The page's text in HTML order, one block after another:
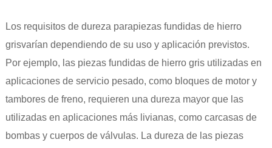
Los requisitos de dureza parapiezas fundidas de hierro
grisvarían dependiendo de su uso y aplicación previstos.
Por ejemplo, las piezas fundidas de hierro gris utilizadas en
aplicaciones de servicio pesado, como bloques de motor y
tambores de freno, requieren una dureza mayor que las
utilizadas en aplicaciones más livianas, como carcasas de
bombas y cuerpos de válvulas. La dureza de las piezas